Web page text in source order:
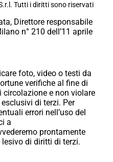
Tutti i diritti sono riservati
Direttore responsabile
n° 210 dell’11 aprile
foto, video o testi da
verifiche al fine di
circolazione e non violare
di terzi. Per
errori nell’uso del
a
prontamente
di diritti di terzi.